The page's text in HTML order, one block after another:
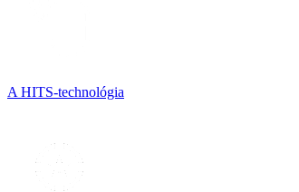
A HITS-technológia